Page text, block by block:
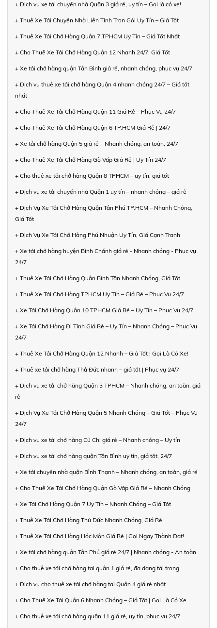
+ Dịch vụ xe tải chuyển nhà Quận 3 giá rẻ, uy tín – Gọi là có xe!
+ Thuê Xe Tải Chuyển Nhà Liên Tỉnh Trọn Gói Uy Tín – Giá Tốt
+ Thuê Xe Tải Chở Hàng Quận 7 TPHCM Uy Tín – Giá Tốt Nhất
+ Cho Thuê Xe Tải Chở Hàng Quận 12 Nhanh 24/7, Giá Tốt
+ Xe tải chở hàng quận Tân Bình giá rẻ, nhanh chóng, phục vụ 24/7
+ Dịch vụ thuê xe tải chở hàng Quận 4 nhanh chóng 24/7 – Giá tốt
nhất
+ Cho Thuê Xe Tải Chở Hàng Quận 11 Giá Rẻ – Phục Vụ 24/7
+ Cho Thuê Xe Tải Chở Hàng Quận 6 TP.HCM Giá Rẻ | 24/7
+ Xe tải chở hàng Quận 5 giá rẻ – Nhanh chóng, an toàn, 24/7
+ Cho Thuê Xe Tải Chở Hàng Gò Vấp Giá Rẻ | Uy Tín 24/7
+ Cho thuê xe tải chở hàng Quận 8 TPHCM – uy tín, giá tốt
+ Dịch vụ xe tải chuyển nhà Quận 1 uy tín – nhanh chóng – giá rẻ
+ Dịch Vụ Xe Tải Chở Hàng Quận Tân Phú TP.HCM – Nhanh Chóng,
Giá Tốt
+ Dịch Vụ Xe Tải Chở Hàng Phú Nhuận Uy Tín, Giá Cạnh Tranh
+ Xe tải chở hàng huyện Bình Chánh giá rẻ - Nhanh chóng - Phục vụ
24/7
+ Thuê Xe Tải Chở Hàng Quận Bình Tân Nhanh Chóng, Giá Tốt
+ Thuê Xe Tải Chở Hàng TPHCM Uy Tín – Giá Rẻ – Phục Vụ 24/7
+ Xe Tải Chở Hàng Quận 10 TPHCM Giá Rẻ – Uy Tín – Phục Vụ 24/7
+ Xe Tải Chở Hàng Đi Tỉnh Giá Rẻ – Uy Tín – Nhanh Chóng – Phục Vụ
24/7
+ Thuê Xe Tải Chở Hàng Quận 12 Nhanh – Giá Tốt | Gọi Là Có Xe!
+ Thuê xe tải chở hàng Thủ Đức nhanh – giá tốt | Phục vụ 24/7
+ Dịch vụ xe tải chở hàng Quận 3 TPHCM – Nhanh chóng, an toàn, giá
rẻ
+ Dịch Vụ Xe Tải Chở Hàng Quận 5 Nhanh Chóng – Giá Tốt – Phục Vụ
24/7
+ Dịch vụ xe tải chở hàng Củ Chi giá rẻ – Nhanh chóng – Uy tín
+ Dịch vụ xe tải chở hàng quận Tân Bình uy tín, giá tốt, 24/7
+ Xe tải chuyển nhà quận Bình Thạnh – Nhanh chóng, an toàn, giá rẻ
+ Cho Thuê Xe Tải Chở Hàng Quận Gò Vấp Giá Rẻ – Nhanh Chóng
+ Xe Tải Chở Hàng Quận 7 Uy Tín – Nhanh Chóng – Giá Tốt
+ Thuê Xe Tải Chở Hàng Thủ Đức Nhanh Chóng, Giá Rẻ
+ Thuê Xe Tải Chở Hàng Hóc Môn Giá Rẻ | Gọi Ngay Thành Đạt!
+ Xe tải chở hàng quận Tân Phú giá rẻ 24/7 | Nhanh chóng - An toàn
+ Cho thuê xe tải chở hàng tại quận 1 giá rẻ, đa dạng tải trọng
+ Dịch vụ cho thuê xe tải chở hàng tại Quận 4 giá rẻ nhất
+ Cho Thuê Xe Tải Quận 6 Nhanh Chóng – Giá Tốt | Gọi Là Có Xe
+ Cho thuê xe tải chở hàng quận 11 giá rẻ, uy tín, phục vụ 24/7